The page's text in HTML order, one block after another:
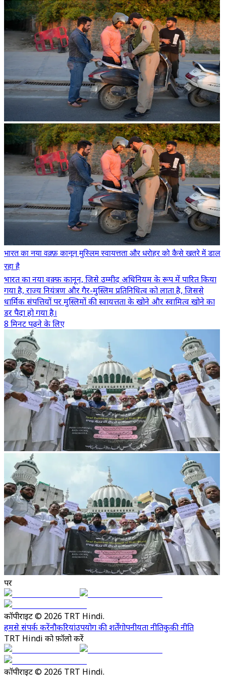
भारत का नया वक़्फ़ कानून मुस्लिम स्वायत्तता और धरोहर को कैसे खतरे में डाल
रहा है
भारत का नया वक़्फ़ कानून, जिसे उम्मीद अधिनियम के रूप में पारित किया
गया है, राज्य नियंत्रण और गैर-मुस्लिम प्रतिनिधित्व को लाता है, जिससे
धार्मिक संपत्तियों पर मुस्लिमों की स्वायत्तता के खोने और स्वामित्व खोने का
डर पैदा हो गया है।
8 मिनट पढ़ने के लिए
पर
कॉपीराइट © 2026 TRT Hindi.
हमसे संपर्क करेंनौकरियांउपयोग की शर्तेंगोपनीयता नीतिकुकी नीति
TRT Hindi को फ़ॉलो करें
कॉपीराइट © 2026 TRT Hindi.